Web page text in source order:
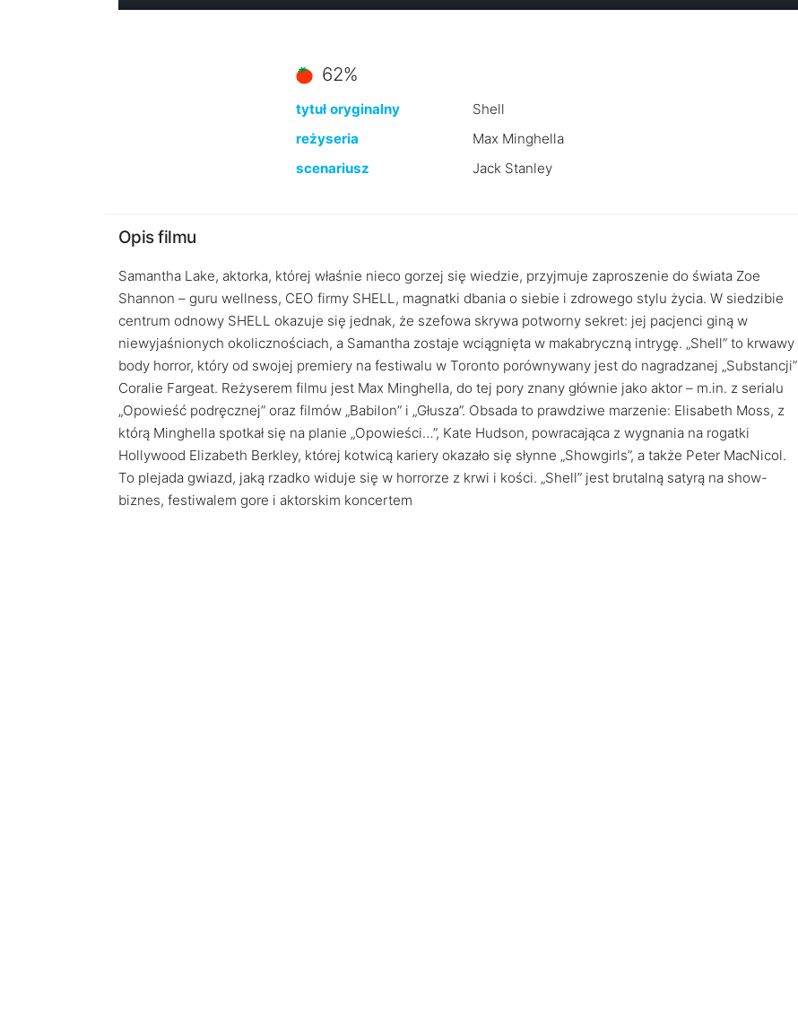
62%
tytuł oryginalny
Shell
reżyseria
Max Minghella
scenariusz
Jack Stanley
Opis filmu
Samantha Lake, aktorka, której właśnie nieco gorzej się wiedzie, przyjmuje zaproszenie do świata Zoe
Shannon – guru wellness, CEO firmy SHELL, magnatki dbania o siebie i zdrowego stylu życia. W siedzibie
centrum odnowy SHELL okazuje się jednak, że szefowa skrywa potworny sekret: jej pacjenci giną w
niewyjaśnionych okolicznościach, a Samantha zostaje wciągnięta w makabryczną intrygę. „Shell” to krwawy
body horror, który od swojej premiery na festiwalu w Toronto porównywany jest do nagradzanej „Substancji”
Coralie Fargeat. Reżyserem filmu jest Max Minghella, do tej pory znany głównie jako aktor – m.in. z serialu
„Opowieść podręcznej” oraz filmów „Babilon” i „Głusza”. Obsada to prawdziwe marzenie: Elisabeth Moss, z
którą Minghella spotkał się na planie „Opowieści…”, Kate Hudson, powracająca z wygnania na rogatki
Hollywood Elizabeth Berkley, której kotwicą kariery okazało się słynne „Showgirls”, a także Peter MacNicol.
To plejada gwiazd, jaką rzadko widuje się w horrorze z krwi i kości. „Shell” jest brutalną satyrą na show-
biznes, festiwalem gore i aktorskim koncertem